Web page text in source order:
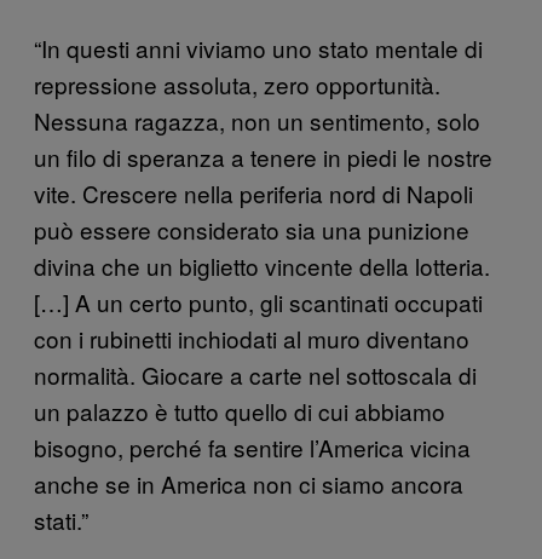
“In questi anni viviamo uno stato mentale di
repressione assoluta, zero opportunità.
Nessuna ragazza, non un sentimento, solo
un filo di speranza a tenere in piedi le nostre
vite. Crescere nella periferia nord di Napoli
può essere considerato sia una punizione
divina che un biglietto vincente della lotteria.
[…] A un certo punto, gli scantinati occupati
con i rubinetti inchiodati al muro diventano
normalità. Giocare a carte nel sottoscala di
un palazzo è tutto quello di cui abbiamo
bisogno, perché fa sentire l’America vicina
anche se in America non ci siamo ancora
stati.”